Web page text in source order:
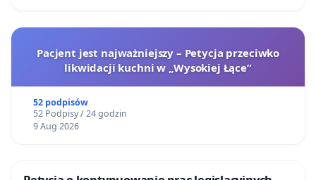
Pacjent jest najważniejszy – Petycja przeciwko
likwidacji kuchni w „Wysokiej Łące”
52 podpisów
52 Podpisy / 24 godzin
9 Aug 2026